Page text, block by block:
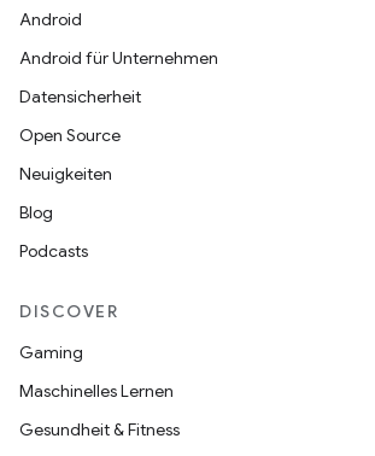
Android
Android für Unternehmen
Datensicherheit
Open Source
Neuigkeiten
Blog
Podcasts
DISCOVER
Gaming
Maschinelles Lernen
Gesundheit & Fitness